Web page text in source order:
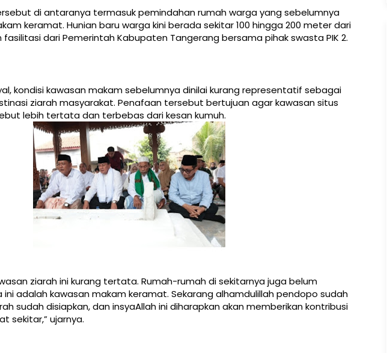
di antaranya termasuk pemindahan rumah warga yang sebelumnya
keramat. Hunian baru warga kini berada sekitar 100 hingga 200 meter dari
fasilitasi dari Pemerintah Kabupaten Tangerang bersama pihak swasta PIK 2.
kondisi kawasan makam sebelumnya dinilai kurang representatif sebagai
ziarah masyarakat. Penafaan tersebut bertujuan agar kawasan situs
lebih tertata dan terbebas dari kesan kumuh.
ziarah ini kurang tertata. Rumah-rumah di sekitarnya juga belum
adalah kawasan makam keramat. Sekarang alhamdulillah pendopo sudah
sudah disiapkan, dan insyaAllah ini diharapkan akan memberikan kontribusi
sekitar,” ujarnya.